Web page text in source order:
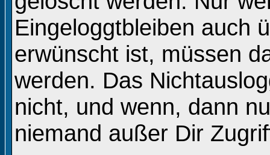
Eingeloggtbleiben auch
erwünscht ist, müssen
werden. Das
nicht, und wenn, dann
niemand außer Dir